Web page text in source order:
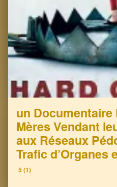
un
Mères Vendant
aux Réseaux
Trafic d’Organes
5 (1)